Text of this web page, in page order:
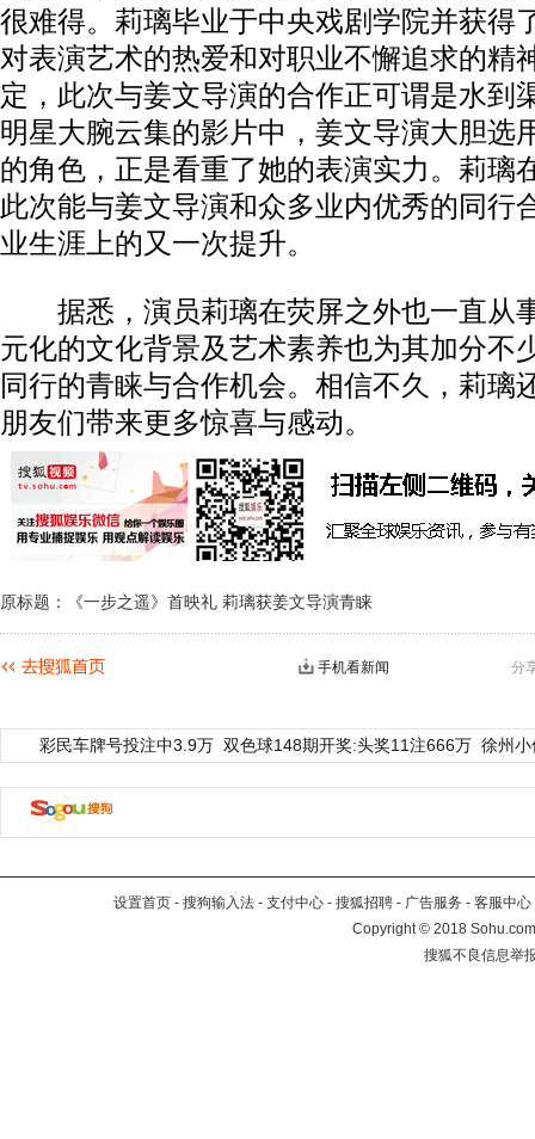
很难得。莉璃毕业于中央戏剧学院并获得
对表演艺术的热爱和对职业不懈追求的精
定，此次与姜文导演的合作正可谓是水到
明星大腕云集的影片中，姜文导演大胆选
的角色，正是看重了她的表演实力。莉璃
此次能与姜文导演和众多业内优秀的同行
业生涯上的又一次提升。
据悉，演员莉璃在荧屏之外也一直从
元化的文化背景及艺术素养也为其加分不
同行的青睐与合作机会。相信不久，莉璃
朋友们带来更多惊喜与感动。
原标题：《一步之遥》首映礼 莉璃获姜文导演青睐
分
手机看新闻
彩民车牌号投注中3.9万 双色球148期开奖:头奖11注666万 徐州
设置首页 - 搜狗输入法 - 支付中心 - 搜狐招聘 - 广告服务 - 客服中心
Copyright©2018
搜狐不良信息举